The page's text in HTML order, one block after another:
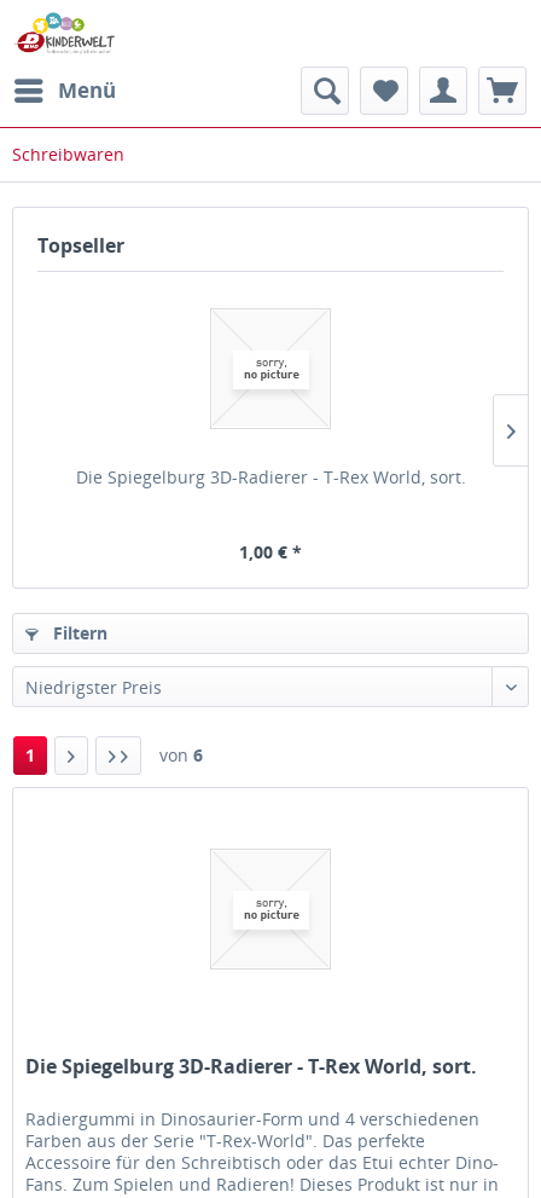
Menü
Schreibwaren
Topseller
Die Spiegelburg 3D-Radierer - T-Rex World, sort.
1,00 € *
Filtern
1 von 6
Die Spiegelburg 3D-Radierer - T-Rex World, sort.
Radiergummi in Dinosaurier-Form und 4 verschiedenen
Farben aus der Serie "T-Rex-World". Das perfekte
Accessoire für den Schreibtisch oder das Etui echter Dino-
Fans. Zum Spielen und Radieren! Dieses Produkt ist nur in